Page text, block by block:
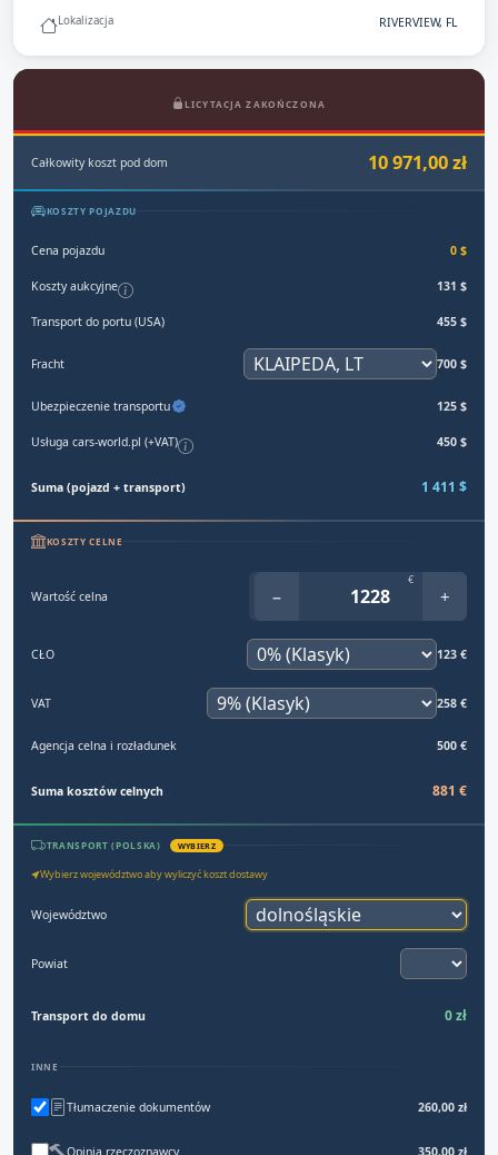
Lokalizacja RIVERVIEW, FL
LICYTACJA ZAKOŃCZONA
Całkowity koszt pod dom 10 971,00 zł
KOSZTY POJAZDU
Cena pojazdu 0 $
Koszty aukcyjne 131 $
Transport do portu (USA) 455 $
Fracht 700 $
Ubezpieczenie transportu 125 $
Usługa cars-world.pl (+VAT) 450 $
Suma (pojazd + transport) 1 411 $
KOSZTY CELNE
Wartość celna −
€
+
CŁO 123 €
VAT 258 €
Agencja celna i rozładunek 500 €
Suma kosztów celnych 881 €
TRANSPORT (POLSKA) WYBIERZ
Wybierz województwo aby wyliczyć koszt dostawy
Województwo
Powiat
Transport do domu 0 zł
INNE
Tłumaczenie dokumentów 260,00 zł
Opinia rzeczoznawcy 350,00 zł